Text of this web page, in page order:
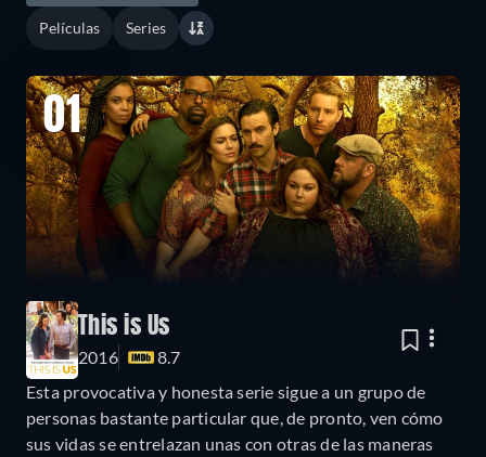
Películas Series
01
This is Us
2016
8.7
Esta provocativa y honesta serie sigue a un grupo de
personas bastante particular que, de pronto, ven cómo
sus vidas se entrelazan unas con otras de las maneras